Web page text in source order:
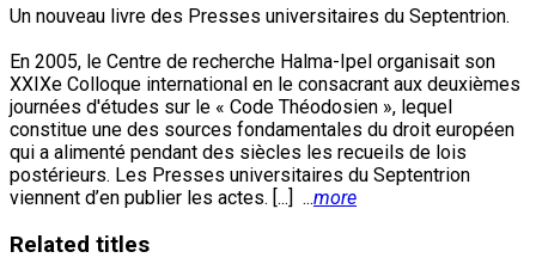
Un nouveau livre des Presses universitaires du Septentrion.
En 2005, le Centre de recherche Halma-Ipel organisait son
XXIXe Colloque international en le consacrant aux deuxièmes
journées d'études sur le « Code Théodosien », lequel
constitue une des sources fondamentales du droit européen
qui a alimenté pendant des siècles les recueils de lois
postérieurs. Les Presses universitaires du Septentrion
viennent d’en publier les actes. [...] ...more
Related titles